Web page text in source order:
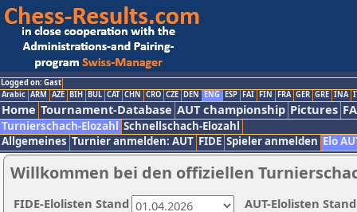
Logged on: Gast
Arabic ARM AZE BIH BUL CAT CHN CRO CZE DEN ENG ESP FAI FIN FRA GER GRE INA
Home Tournament-Database AUT championship Pictures
Turnierschach-Elozahl Schnellschach-Elozahl
Allgemeines Turnier anmelden: AUT FIDE Spieler anmelden Elo
Willkommen bei den offiziellen
AUT-Elolisten
FIDE-Elolisten Stand